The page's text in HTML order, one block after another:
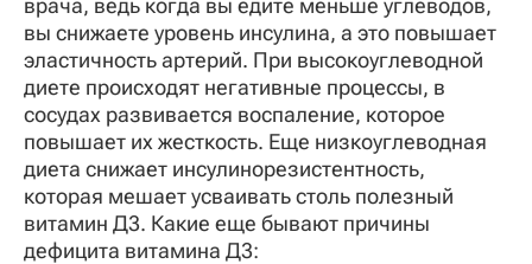
вы снижаете уровень инсулина, а это повышает
эластичность артерий. При высокоуглеводной
диете происходят негативные процессы, в
сосудах развивается воспаление, которое
повышает их жесткость. Еще низкоуглеводная
диета снижает инсулинорезистентность,
которая мешает усваивать столь полезный
витамин Д3. Какие еще бывают причины
дефицита витамина Д3: